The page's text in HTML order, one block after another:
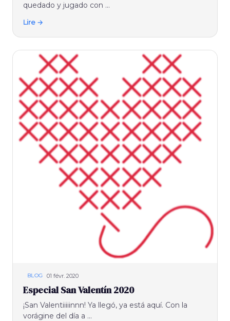
quedado y jugado con ...
Lire →
BLOG 01 févr. 2020
Especial San Valentín 2020
¡San Valentiiiiinnn! Ya llegó, ya está aquí. Con la
vorágine del día a ...